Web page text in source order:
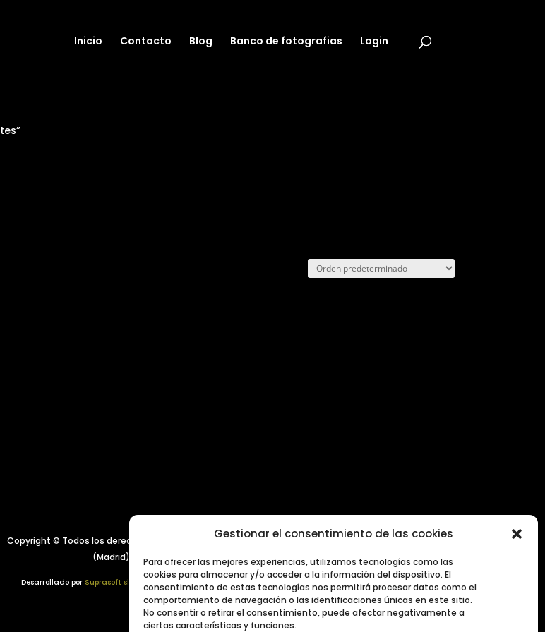
Gestionar el consentimiento de las cookies
Para ofrecer las mejores experiencias, utilizamos tecnologías como las
cookies para almacenar y/o acceder a la información del dispositivo. El
consentimiento de estas tecnologías nos permitirá procesar datos como el
comportamiento de navegación o las identificaciones únicas en este sitio.
No consentir o retirar el consentimiento, puede afectar negativamente a
ciertas características y funciones.
Inicio Contacto Blog Banco de fotografias Login
Copyright © Todos los derechos reservados.
Año 2026
(Madrid), España
Desarrollado por Suprasoft sl